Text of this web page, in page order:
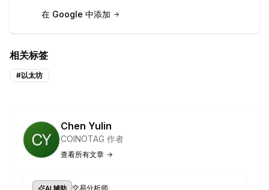
在 Google 中添加
相关标签
#以太坊
Chen Yulin
COINOTAG 作者
查看所有文章
AI 辅助 交易分析师·